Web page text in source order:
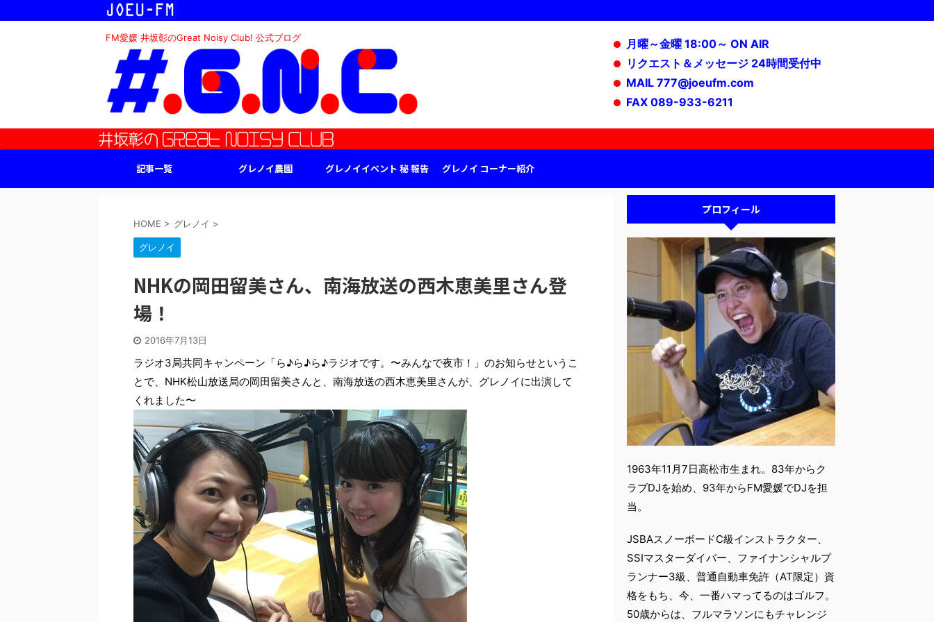
FM愛媛 井坂彰のGreat Noisy Club! 公式ブログ
月曜～金曜 18:00～ ON AIR
リクエスト＆メッセージ 24時間受付中
MAIL 777@joeufm.com
FAX 089-933-6211
記事一覧 グレノイ農園 グレノイイベント 秘 報告 グレノイ コーナー紹介
HOME > グレノイ >
グレノイ
NHKの岡田留美さん、南海放送の西木恵美里さん登
場！
2016年7月13日
ラジオ3局共同キャンペーン「ら♪ら♪ら♪ラジオです。〜みんなで夜市！」のお知らせというこ
とで、NHK松山放送局の岡田留美さんと、南海放送の西木恵美里さんが、グレノイに出演して
くれました〜
プロフィール
1963年11月7日高松市生まれ。83年からク
ラブDJを始め、93年からFM愛媛でDJを担
当。
JSBAスノーボードC級インストラクター、
SSIマスターダイバー、ファイナンシャルプ
ランナー3級、普通自動車免許（AT限定）資
格をもち、今、一番ハマってるのはゴルフ。
50歳からは、フルマラソンにもチャレンジ